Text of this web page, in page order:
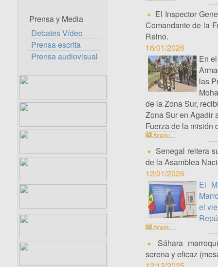
Prensa y Media
Debates Vídeo
Prensa escrita
Prensa audiovisual
El Inspector
Comandante de la
Reino.
16/01/2026
En
las
de la Zona Sur,
Zona Sur en Agadir
Fuerza de la misión
Senegal reitera
de la Asamblea
12/01/2026
El
el
Sáhara
serena y eficaz